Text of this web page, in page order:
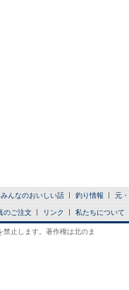
みんなのおいしい話 釣り情報 元
のご注文 リンク 私たちについて
止します。著作権は北のま